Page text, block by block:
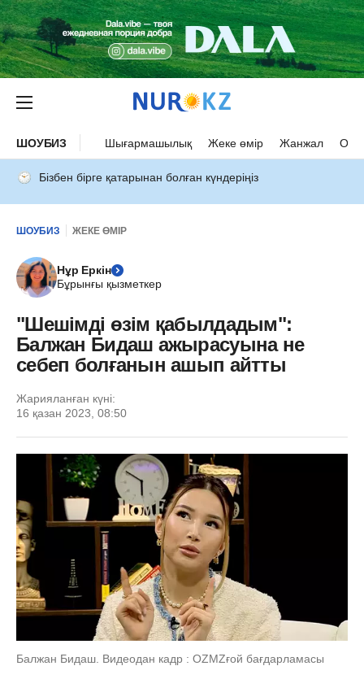
ШОУБИЗ Шығармашылық Жеке өмір Жанжал
Бізбен бірге қатарынан болған күндеріңіз
ШОУБИЗ ЖЕКЕ ӨМІР
Нұр Еркін
Бұрынғы қызметкер
"Шешімді өзім қабылдадым":
Балжан Бидаш ажырасуына не
себеп болғанын ашып айтты
Жарияланған күні:
16 қазан 2023, 08:50
Балжан Бидаш. Видеодан кадр : OZMZғой бағдарламасы